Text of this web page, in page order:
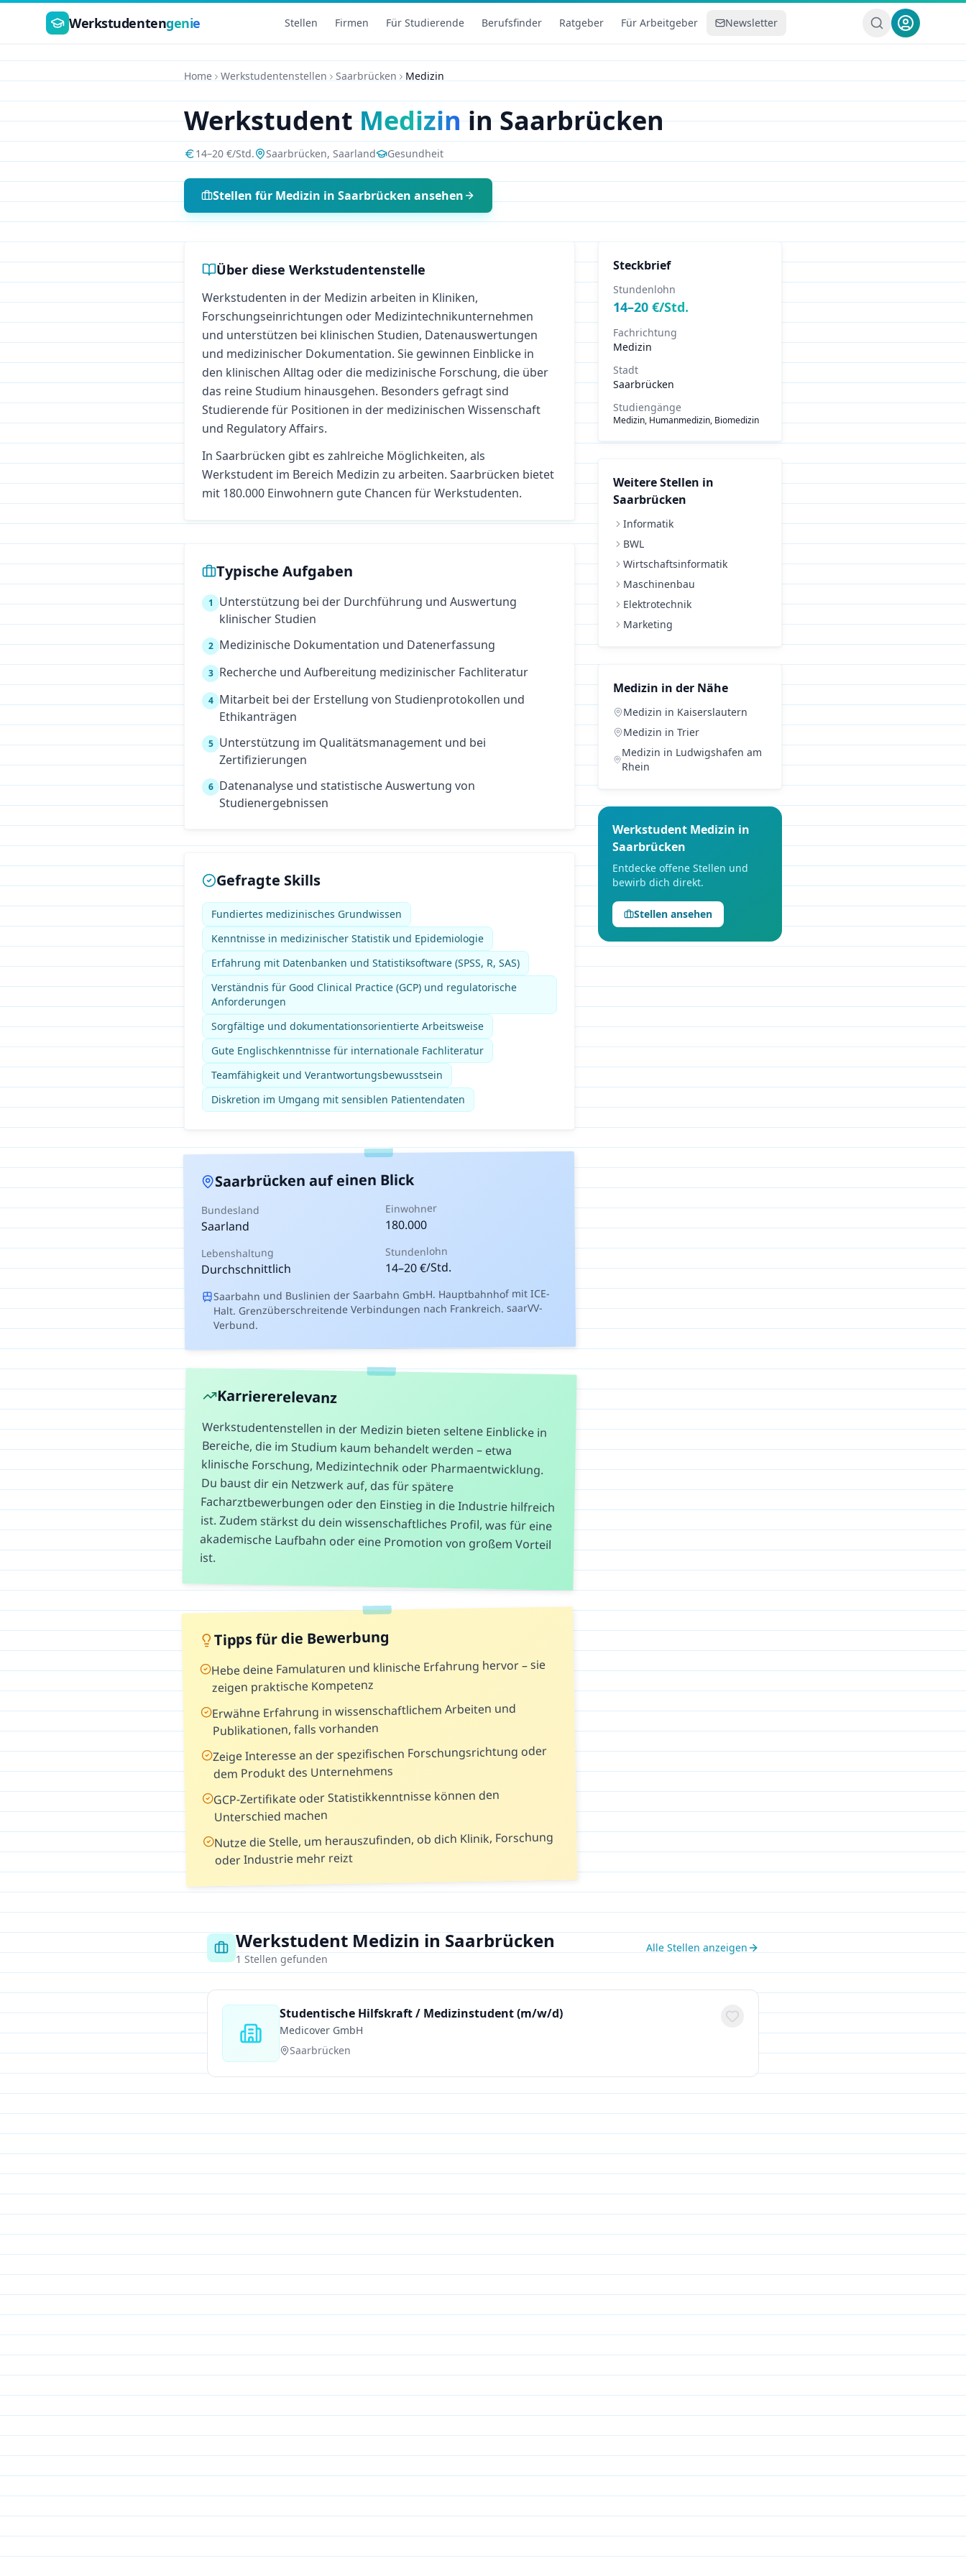
Zum Hauptinhalt springen
Werkstudentengenie Stellen Firmen Für Studierende Berufsfinder Ratgeber Für Arbeitgeber Newsletter
Home Werkstudentenstellen Saarbrücken Medizin
WerkstudentMedizininSaarbrücken
14–20 €/Std. Saarbrücken, Saarland Gesundheit
Stellen für Medizin in Saarbrücken ansehen
Über diese Werkstudentenstelle
Werkstudenten in der Medizin arbeiten in Kliniken,
Forschungseinrichtungen oder Medizintechnikunternehmen
und unterstützen bei klinischen Studien, Datenauswertungen
und medizinischer Dokumentation. Sie gewinnen Einblicke in
den klinischen Alltag oder die medizinische Forschung, die über
das reine Studium hinausgehen. Besonders gefragt sind
Studierende für Positionen in der medizinischen Wissenschaft
und Regulatory Affairs.
In Saarbrücken gibt es zahlreiche Möglichkeiten, als
Werkstudent im Bereich Medizin zu arbeiten. Saarbrücken bietet
mit 180.000 Einwohnern gute Chancen für Werkstudenten.
Typische Aufgaben
1
Unterstützung bei der Durchführung und Auswertung
klinischer Studien
2 Medizinische Dokumentation und Datenerfassung
3 Recherche und Aufbereitung medizinischer Fachliteratur
4 Mitarbeit bei der Erstellung von Studienprotokollen und
Ethikanträgen
5 Unterstützung im Qualitätsmanagement und bei
Zertifizierungen
6 Datenanalyse und statistische Auswertung von
Studienergebnissen
Gefragte Skills
Fundiertes medizinisches Grundwissen
Kenntnisse in medizinischer Statistik und Epidemiologie
Erfahrung mit Datenbanken und Statistiksoftware (SPSS, R, SAS)
Verständnis für Good Clinical Practice (GCP) und regulatorische
Anforderungen
Sorgfältige und dokumentationsorientierte Arbeitsweise
Gute Englischkenntnisse für internationale Fachliteratur
Teamfähigkeit und Verantwortungsbewusstsein
Diskretion im Umgang mit sensiblen Patientendaten
Saarbrücken auf einen Blick
Bundesland
Saarland
Einwohner
180.000
Lebenshaltung
Durchschnittlich
Stundenlohn
14–20€/Std.
Saarbahn und Buslinien der Saarbahn GmbH. Hauptbahnhof mit ICE-
Halt. Grenzüberschreitende Verbindungen nach Frankreich. saarVV-
Verbund.
Karriererelevanz
Werkstudentenstellen in der Medizin bieten seltene Einblicke in
Bereiche, die im Studium kaum behandelt werden – etwa
klinische Forschung, Medizintechnik oder Pharmaentwicklung.
Du baust dir ein Netzwerk auf, das für spätere
Facharztbewerbungen oder den Einstieg in die Industrie hilfreich
ist. Zudem stärkst du dein wissenschaftliches Profil, was für eine
akademische Laufbahn oder eine Promotion von großem Vorteil
ist.
Tipps für die Bewerbung
Hebe deine Famulaturen und klinische Erfahrung hervor – sie
zeigen praktische Kompetenz
Erwähne Erfahrung in wissenschaftlichem Arbeiten und
Publikationen, falls vorhanden
Zeige Interesse an der spezifischen Forschungsrichtung oder
dem Produkt des Unternehmens
GCP-Zertifikate oder Statistikkenntnisse können den
Unterschied machen
Nutze die Stelle, um herauszufinden, ob dich Klinik, Forschung
oder Industrie mehr reizt
Steckbrief
Stundenlohn
14–20 €/Std.
Fachrichtung
Medizin
Stadt
Saarbrücken
Studiengänge
Medizin, Humanmedizin, Biomedizin
Weitere Stellen in
Saarbrücken
Informatik
BWL
Wirtschaftsinformatik
Maschinenbau
Elektrotechnik
Marketing
Medizin in der Nähe
Medizin in Kaiserslautern
Medizin in Trier
Medizin in Ludwigshafen am
Rhein
Werkstudent Medizin in
Saarbrücken
Entdecke offene Stellen und
bewirb dich direkt.
Stellen ansehen
Werkstudent Medizin in Saarbrücken
1 Stellen gefunden
Alle Stellen anzeigen
Studentische Hilfskraft / Medizinstudent (m/w/d)
Medicover GmbH
Saarbrücken